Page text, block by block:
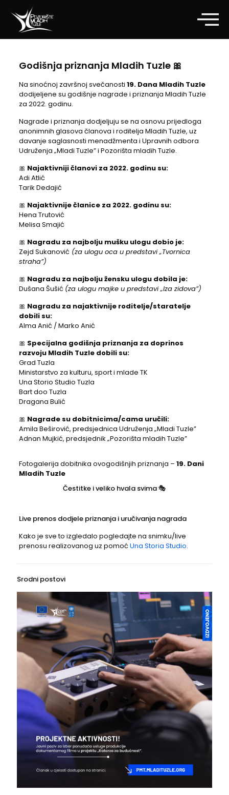
Godišnja priznanja Mladih Tuzle 🎀
Na sinoćnoj završnoj svečanosti 19. Dana Mladih Tuzle
dodijeljene su godišnje nagrade i priznanja Mladih Tuzle
za 2022. godinu.
Nagrade i priznanja dodjeljuju se na osnovu prijedloga
anonimnih glasova članova i roditelja Mladih Tuzle, uz
davanje saglasnosti menadžmenta i Upravnih odbora
Udruženja „Mladi Tuzle” i Pozorišta mladih Tuzle.
🎀 Najaktivniji članovi za 2022. godinu su:
Adi Atlić
Tarik Dedajić
🎀 Najaktivnije članice za 2022. godinu su:
Hena Trutović
Melisa Smajić
🎀 Nagradu za najbolju mušku ulogu dobio je:
Zejd Sukanović (za ulogu oca u predstavi „Tvornica
straha”)
🎀 Nagradu za najbolju žensku ulogu dobila je:
Dušana Šušić (za ulogu majke u predstavi „Iza zidova”)
🎀 Nagradu za najaktivnije roditelje/staratelje
dobili su:
Alma Anić / Marko Anić
🎀 Specijalna godišnja priznanja za doprinos
razvoju Mladih Tuzle dobili su:
Grad Tuzla
Ministarstvo za kulturu, sport i mlade TK
Una Storio Studio Tuzla
Bart doo Tuzla
Dragana Bulić
🎀 Nagrade su dobitnicima/cama uručili:
Amila Beširović, predsjednica Udruženja „Mladi Tuzle”
Adnan Mujkić, predsjednik „Pozorišta mladih Tuzle”
Fotogalerija dobitnika ovogodišnjih priznanja – 19. Dani
Mladih Tuzle
Čestitke i veliko hvala svima 🎭
Live prenos dodjele priznanja i uručivanja nagrada
Kako je sve to izgledalo pogledajte na snimku/live
prenosu realizovanog uz pomoć Una Storia Studio.
Srodni postovi